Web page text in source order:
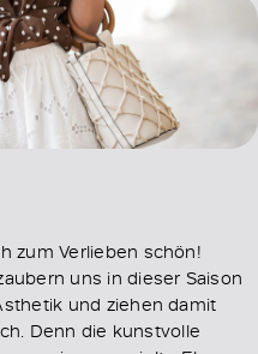
zum Verlieben schön!
uns in dieser Saison
und ziehen damit
Denn die kunstvolle